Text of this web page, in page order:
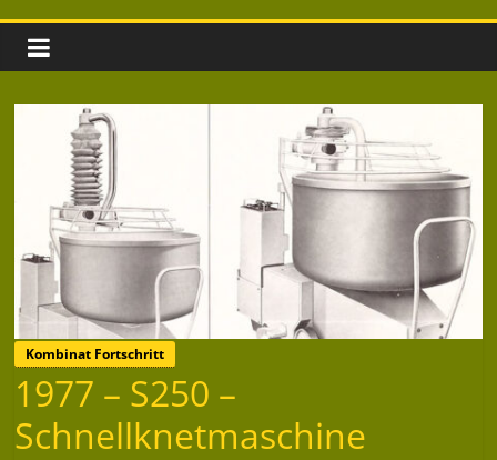
Kombinat Fortschritt
1977 – S250 –
Schnellknetmaschine